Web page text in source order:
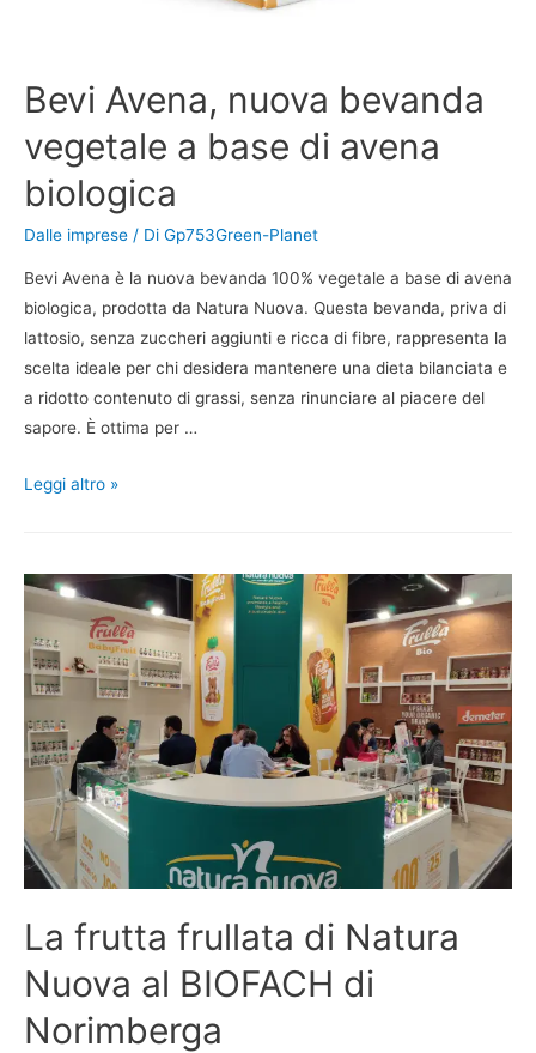
Bevi Avena, nuova bevanda
vegetale a base di avena
biologica
Dalle imprese / Di Gp753Green-Planet
Bevi Avena è la nuova bevanda 100% vegetale a base di avena
biologica, prodotta da Natura Nuova. Questa bevanda, priva di
lattosio, senza zuccheri aggiunti e ricca di fibre, rappresenta la
scelta ideale per chi desidera mantenere una dieta bilanciata e
a ridotto contenuto di grassi, senza rinunciare al piacere del
sapore. È ottima per …
Leggi altro »
La frutta frullata di Natura
Nuova al BIOFACH di
Norimberga